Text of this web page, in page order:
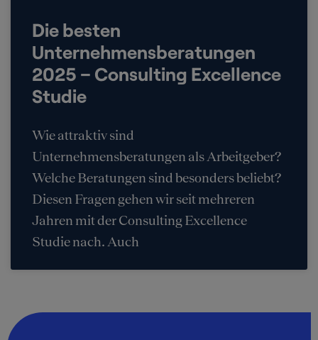
Die besten
Unternehmensberatungen
2025 – Consulting Excellence
Studie
Wie attraktiv sind
Unternehmensberatungen als Arbeitgeber?
Welche Beratungen sind besonders beliebt?
Diesen Fragen gehen wir seit mehreren
Jahren mit der Consulting Excellence
Studie nach. Auch